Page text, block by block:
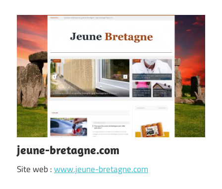
jeune-bretagne.com
Site web :www.jeune-bretagne.com